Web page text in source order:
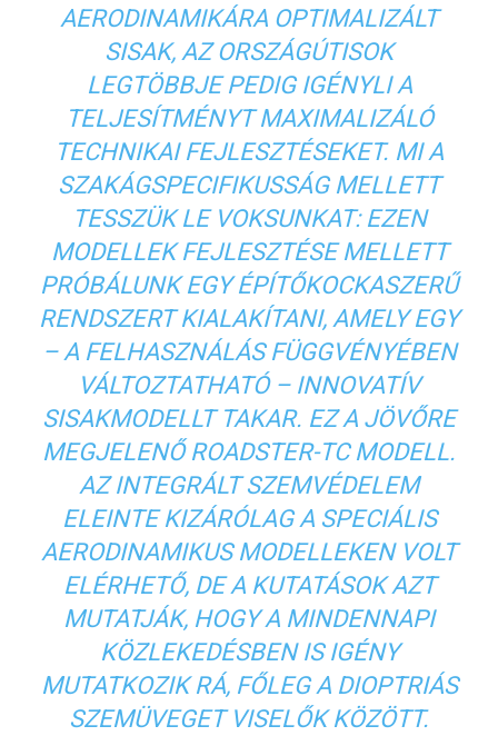
AERODINAMIKÁRA OPTIMALIZÁLT
SISAK, AZ ORSZÁGÚTISOK
LEGTÖBBJE PEDIG IGÉNYLI A
TELJESÍTMÉNYT MAXIMALIZÁLÓ
TECHNIKAI FEJLESZTÉSEKET. MI A
SZAKÁGSPECIFIKUSSÁG MELLETT
TESSZÜK LE VOKSUNKAT: EZEN
MODELLEK FEJLESZTÉSE MELLETT
PRÓBÁLUNK EGY ÉPÍTŐKOCKASZERŰ
RENDSZERT KIALAKÍTANI, AMELY EGY
– A FELHASZNÁLÁS FÜGGVÉNYÉBEN
VÁLTOZTATHATÓ – INNOVATÍV
SISAKMODELLT TAKAR. EZ A JÖVŐRE
MEGJELENŐ ROADSTER-TC MODELL.
AZ INTEGRÁLT SZEMVÉDELEM
ELEINTE KIZÁRÓLAG A SPECIÁLIS
AERODINAMIKUS MODELLEKEN VOLT
ELÉRHETŐ, DE A KUTATÁSOK AZT
MUTATJÁK, HOGY A MINDENNAPI
KÖZLEKEDÉSBEN IS IGÉNY
MUTATKOZIK RÁ, FŐLEG A DIOPTRIÁS
SZEMÜVEGET VISELŐK KÖZÖTT.